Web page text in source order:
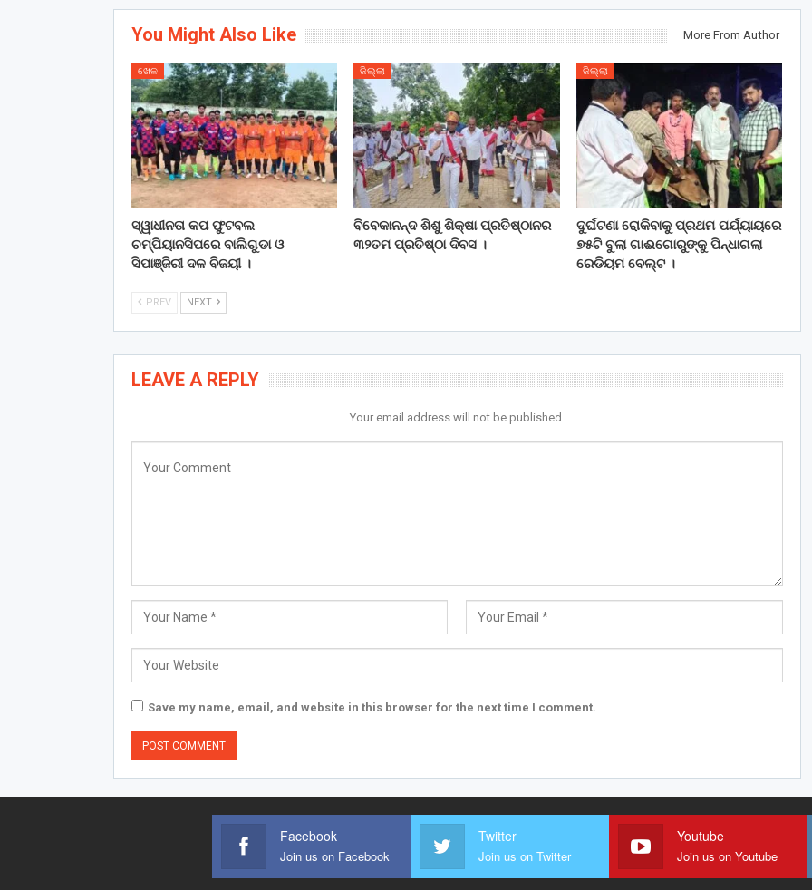
You Might Also Like More From Author
ଖେଳ
ସ୍ୱାଧୀନତା କପ ଫୁଟବଲ
ଚମ୍ପିୟାନସିପରେ ବାଲିଗୁଡା ଓ
ସିପାଞ୍ଜିରୀ ଦଳ ବିଜୟୀ ।
ଜିଲ୍ଲା
ବିବେକାନନ୍ଦ ଶିଶୁ ଶିକ୍ଷା ପ୍ରତିଷ୍ଠାନର
୩୨ତମ ପ୍ରତିଷ୍ଠା ଦିବସ ।
ଜିଲ୍ଲା
ଦୁର୍ଘଟଣା ରୋକିବାକୁ ପ୍ରଥମ ପର୍ଯ୍ୟାୟରେ
୭୫ଟି ବୁଲା ଗାଈଗୋରୁଙ୍କୁ ପିନ୍ଧାଗଲା
ରେଡିୟମ ବେଲ୍ଟ ।
PREV NEXT
LEAVE A REPLY
Your email address will not be published.
Save my name, email, and website in this browser for the next time I comment.
Facebook
Join us on Facebook
Twitter
Join us on Twitter
Youtube
Join us on Youtube